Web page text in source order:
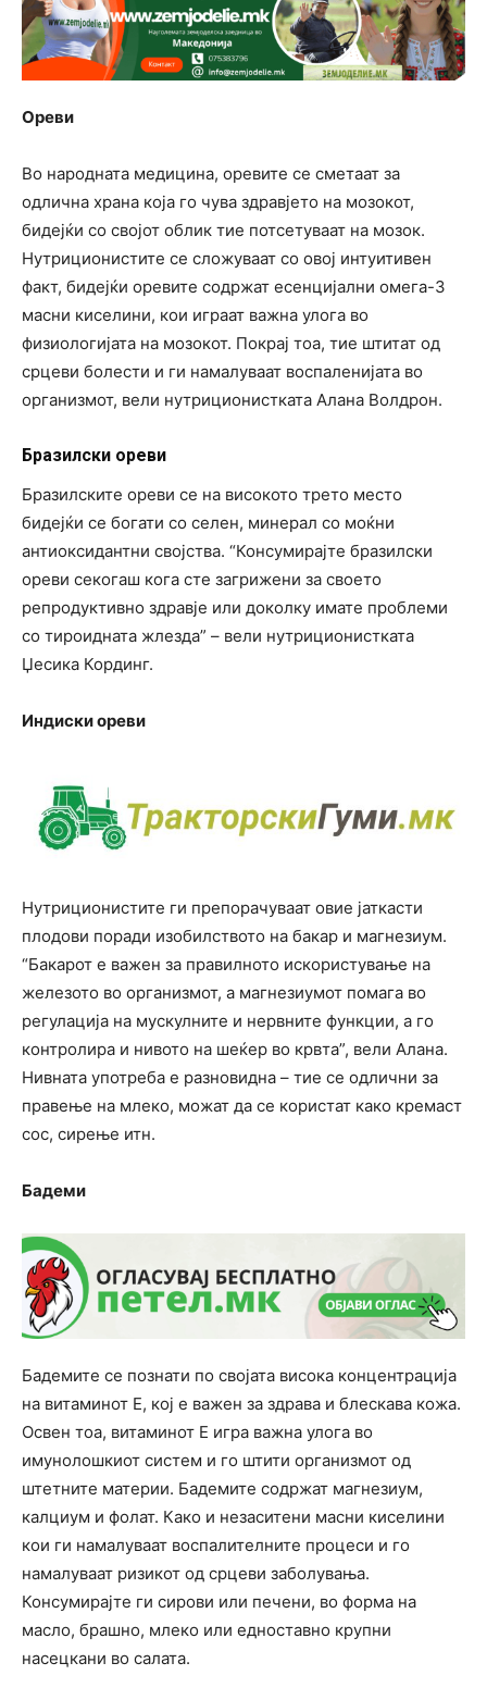
Ореви
Во народната медицина, оревите се сметаат за
одлична храна која го чува здравјето на мозокот,
бидејќи со својот облик тие потсетуваат на мозок.
Нутриционистите се сложуваат со овој интуитивен
факт, бидејќи оревите содржат есенцијални омега-3
масни киселини, кои играат важна улога во
физиологијата на мозокот. Покрај тоа, тие штитат од
срцеви болести и ги намалуваат воспаленијата во
организмот, вели нутриционистката Алана Волдрон.
Бразилски ореви
Бразилските ореви се на високото трето место
бидејќи се богати со селен, минерал со моќни
антиоксидантни својства. “Консумирајте бразилски
ореви секогаш кога сте загрижени за своето
репродуктивно здравје или доколку имате проблеми
со тироидната жлезда” – вели нутриционистката
Џесика Кординг.
Индиски ореви
Нутриционистите ги препорачуваат овие јаткасти
плодови поради изобилството на бакар и магнезиум.
“Бакарот е важен за правилното искористување на
железото во организмот, а магнезиумот помага во
регулација на мускулните и нервните функции, а го
контролира и нивото на шеќер во крвта”, вели Алана.
Нивната употреба е разновидна – тие се одлични за
правење на млеко, можат да се користат како кремаст
сос, сирење итн.
Бадеми
Бадемите се познати по својата висока концентрација
на витаминот Е, кој е важен за здрава и блескава кожа.
Освен тоа, витаминот Е игра важна улога во
имунолошкиот систем и го штити организмот од
штетните материи. Бадемите содржат магнезиум,
калциум и фолат. Како и незаситени масни киселини
кои ги намалуваат воспалителните процеси и го
намалуваат ризикот од срцеви заболувања.
Консумирајте ги сирови или печени, во форма на
масло, брашно, млеко или едноставно крупни
насецкани во салата.